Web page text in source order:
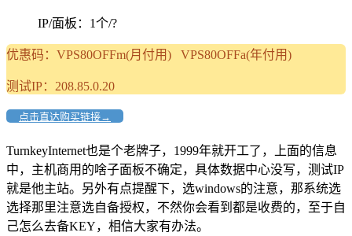
IP/面板：1个/?
优惠码：VPS80OFFm(月付用) VPS80OFFa(年付用)
测试IP：208.85.0.20
点击直达购买链接→
TurnkeyInternet也是个老牌子，1999年就开工了，上面的信息
中，主机商用的啥子面板不确定，具体数据中心没写，测试IP
就是他主站。另外有点提醒下，选windows的注意，那系统选
选择那里注意选自备授权，不然你会看到都是收费的，至于自
己怎么去备KEY，相信大家有办法。